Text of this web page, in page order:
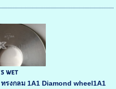
WET
รงกลม 1A1 Diamond wheel1A1